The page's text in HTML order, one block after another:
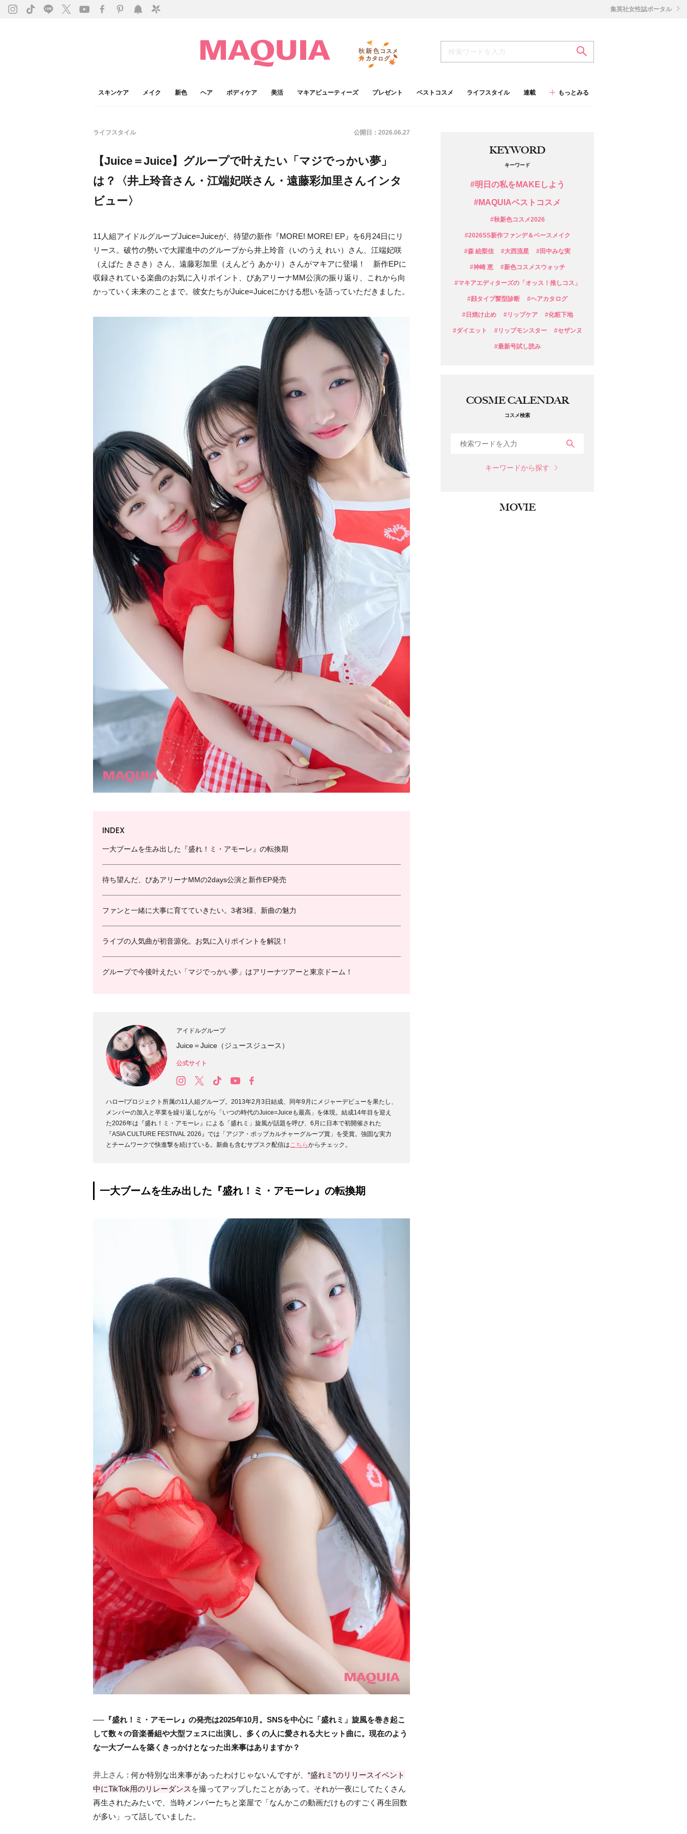
スキンケア メイク 新色 ヘア ボディケア 美活 マキアビューティーズ プレゼント ベストコスメ ライフスタイル 連載 もっとみる
集英社女性誌ポータル
ライフスタイル 公開日： 2026.06.27
【Juice＝Juice】グループで叶えたい「マジでっかい夢」
は？〈井上玲音さん・江端妃咲さん・遠藤彩加里さんインタ
ビュー〉
11人組アイドルグループJuice=Juiceが、待望の新作『MORE! MORE! EP』を6月24日にリ
リース。破竹の勢いで大躍進中のグループから井上玲音（いのうえ れい）さん、江端妃咲
（えばた きさき）さん、遠藤彩加里（えんどう あかり）さんがマキアに登場！ 新作EPに
収録されている楽曲のお気に入りポイント、ぴあアリーナMM公演の振り返り、これから向
かっていく未来のことまで。彼女たちがJuice=Juiceにかける想いを語っていただきました。
INDEX
一大ブームを生み出した『盛れ！ミ・アモーレ』の転換期
待ち望んだ、ぴあアリーナMMの2days公演と新作EP発売
ファンと一緒に大事に育てていきたい。3者3様、新曲の魅力
ライブの人気曲が初音源化。お気に入りポイントを解説！
グループで今後叶えたい「マジでっかい夢」はアリーナツアーと東京ドーム！
アイドルグループ
Juice＝Juice（ジュースジュース）
公式サイト
ハロー!プロジェクト所属の11人組グループ。2013年2月3日結成、同年9月にメジャーデビューを果たし、
メンバーの加入と卒業を繰り返しながら「いつの時代のJuice=Juiceも最高」を体現。結成14年目を迎え
た2026年は『盛れ！ミ・アモーレ』による「盛れミ」旋風が話題を呼び、6月に日本で初開催された
『ASIA CULTURE FESTIVAL 2026』では「アジア・ポップカルチャーグループ賞」を受賞。強固な実力
とチームワークで快進撃を続けている。新曲も含むサブスク配信はこちらからチェック。
一大ブームを生み出した『盛れ！ミ・アモーレ』の転換期
── 『盛れ！ミ・アモーレ』の発売は2025年10月。SNSを中心に「盛れミ」旋風を巻き起こ
して数々の音楽番組や大型フェスに出演し、多くの人に愛される大ヒット曲に。現在のよう
な一大ブームを築くきっかけとなった出来事はありますか？
井上さん：何か特別な出来事があったわけじゃないんですが、 “盛れミ”のリリースイベント
中にTikTok用のリレーダンス を撮ってアップしたことがあって。それが一夜にしてたくさん
再生されたみたいで、当時メンバーたちと楽屋で「なんかこの動画だけものすごく再生回数
が多い」って話していました。
KEYWORD
キーワード
#明日の私をMAKEしよう
#MAQUIAベストコスメ
#秋新色コスメ2026
#2026SS新作ファンデ＆ベースメイク
#森 絵梨佳 #大西流星 #田中みな実
#神崎 恵 #新色コスメスウォッチ
#マキアエディターズの「オッス！推しコス」
#顔タイプ髪型診断 #ヘアカタログ
#日焼け止め #リップケア #化粧下地
#ダイエット #リップモンスター #セザンヌ
#最新号試し読み
COSME CALENDAR
コスメ検索
キーワードから探す
MOVIE